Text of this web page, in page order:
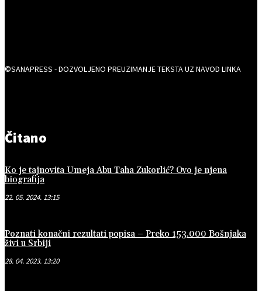
©SANAPRESS - DOZVOLJENO PREUZIMANJE TEKSTA UZ NAVOD LINKA
Čitano
Ko je tajnovita Umeja Abu Taha Zukorlić? Ovo je njena
biografija
22. 05. 2024. 13:15
Poznati konačni rezultati popisa – Preko 153.000 Bošnjaka
živi u Srbiji
28. 04. 2023. 13:20